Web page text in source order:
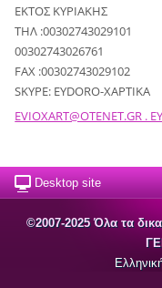
ΕΚΤΟΣ ΚΥΡΙΑΚΗΣ
ΤΗΛ :00302743029101
00302743026761
FAX :00302743029102
SKYPE: EYDORO-XAPTIKA
EVIOXART@OTENET.GR .
Desktop site
©2007-2025 Όλα τα